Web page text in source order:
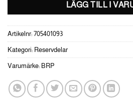
LÄGG TILL I
Artikelnr: 705401093
Kategori: Reservdelar
Varumärke: BRP